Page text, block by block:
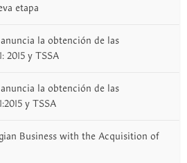
etapa
la obtención de las
2015 y TSSA
la obtención de las
y TSSA
Business with the Acquisition of